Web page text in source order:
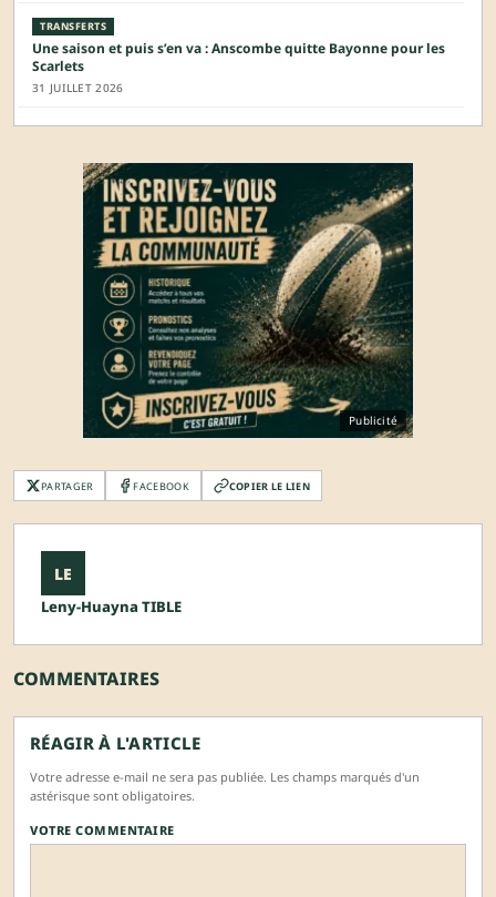
TRANSFERTS
Une saison et puis s’en va : Anscombe quitte Bayonne pour les
Scarlets
31 JUILLET 2026
Publicité
PARTAGER FACEBOOK COPIER LE LIEN
LE
Leny-Huayna TIBLE
COMMENTAIRES
RÉAGIR À L'ARTICLE
Votre adresse e-mail ne sera pas publiée. Les champs marqués d'un
astérisque sont obligatoires.
VOTRE COMMENTAIRE